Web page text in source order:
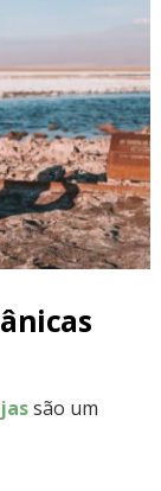
são um